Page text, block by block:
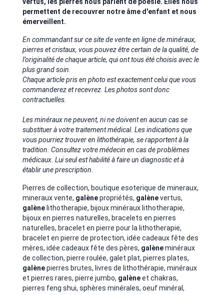
permettent de recouvrer notre âme d'enfant et nous
émerveillent.
En commandant sur ce site de vente en ligne de minéraux,
pierres et cristaux, vous pouvez être certain de la qualité, de
l’originalité de chaque article, qui ont tous été choisis avec le
plus grand soin.
Chaque article pris en photo est exactement celui que vous
commanderez et recevrez. Les photos sont donc
contractuelles.
Les minéraux ne peuvent, ni ne doivent en aucun cas se
substituer à votre traitement médical. Les indications que
vous pourriez trouver en lithothérapie, se rapportent à la
tradition. Consultez votre médecin en cas de problèmes
médicaux. Lui seul est habilité à faire un diagnostic et à
établir une prescription.
Pierres de collection, boutique esoterique de mineraux,
mineraux vente, galènepropriétés, galènevertus,
galène lithotherapie, bijoux minéraux lithotherapie,
bijoux en pierres naturelles, bracelets en pierres
naturelles, bracelet en pierre pour la lithotherapie,
bracelet en pierre de protection, idée cadeaux fête des
mères, idée cadeaux fête des pères, galèneminéraux
de collection, pierre roulée, galet plat, pierres plates,
galènepierres brutes, livres de lithothérapie, minéraux
et pierres rares, pierre jumbo, galèneet chakras,
pierres feng shui, sphères minérales, oeuf minéral,